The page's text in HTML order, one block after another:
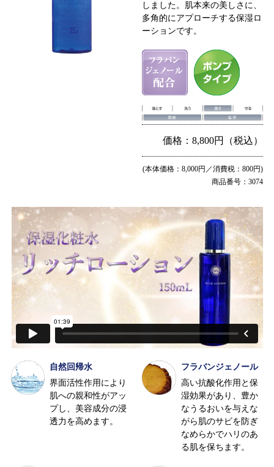
しました。肌本来の美しさに、
多角的にアプローチする保湿ロ
ーションです。
価格：8,800円（税込）
(本体価格：8,000円／消費税：800円)
商品番号：3074
自然回帰水
界面活性作用により
肌への親和性がアッ
プし、美容成分の浸
透力を高めます。
フラバンジェノール
高い抗酸化作用と保
湿効果があり、豊か
なうるおいを与えな
がら肌のサビを防ぎ
なめらかでハリのあ
る肌を保ちます。